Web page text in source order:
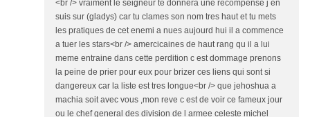
<br /> vraiment le seigneur te donnera une recompense j en
suis sur (gladys) car tu clames son nom tres haut et tu mets
les pratiques de cet enemi a nues aujourd hui il a commence
a tuer les stars<br /> amercicaines de haut rang qu il a lui
meme entraine dans cette perdition c est dommage prenons
la peine de prier pour eux pour brizer ces liens qui sont si
dangereux car la liste est tres longue<br /> que jehoshua a
machia soit avec vous ,mon reve c est de voir ce fameux jour
ou le chef general des division de l armee celeste michel